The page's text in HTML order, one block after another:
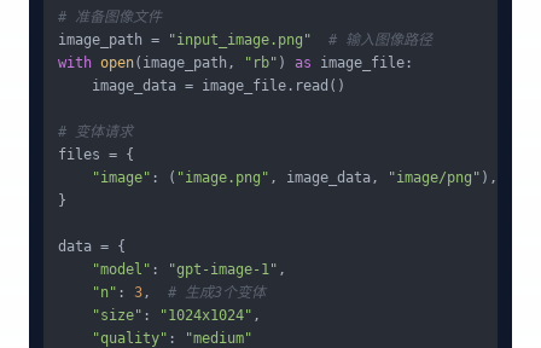
# 准备图像文件
image_path =
"input_image.png"
# 输入图像路径
with open(image_path, "rb" ) as image_file:
    image_data = image_file.read()
# 变体请求
files = {
"image" : ( "image.png" , image_data, "image/png" ),
}
data = {
"model" : "gpt-image-1" ,
"n" : 3 , # 生成3个变体
"size" : "1024x1024" ,
"quality" :
"medium"